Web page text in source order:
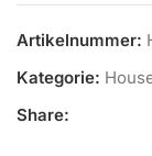
Artikelnummer:
Kategorie:
Share: